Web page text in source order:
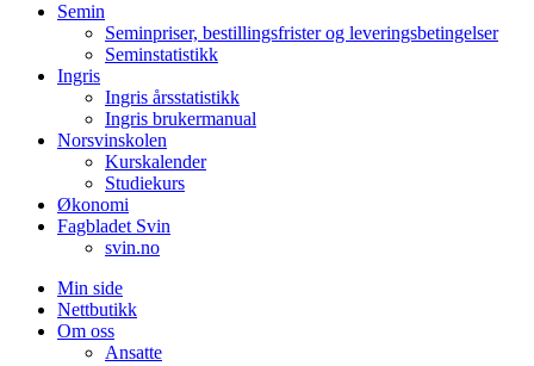
Semin
Seminpriser, bestillingsfrister og leveringsbetingelser
Seminstatistikk
Ingris
Ingris årsstatistikk
Ingris brukermanual
Norsvinskolen
Kurskalender
Studiekurs
Økonomi
Fagbladet Svin
svin.no
Min side
Nettbutikk
Om oss
Ansatte